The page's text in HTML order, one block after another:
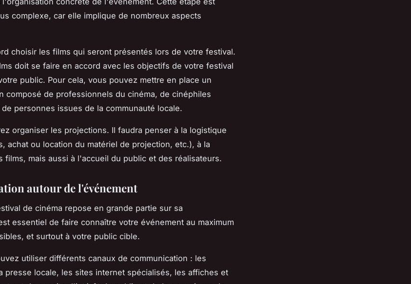
complexe, car elle implique de nombreux aspects
choisir les films qui seront présentés lors de votre festival.
doit se faire en accord avec les objectifs de votre festival
public. Pour cela, vous pouvez mettre en place un
composé de professionnels du cinéma, de cinéphiles
personnes issues de la communauté locale.
organiser les projections. Il faudra penser à la logistique
achat ou location du matériel de projection, etc.), à la
films, mais aussi à l'accueil du public et des réalisateurs.
autour de l'événement
de cinéma repose en grande partie sur sa
essentiel de faire connaître votre événement au maximum
et surtout à votre public cible.
utiliser différents canaux de communication : les
presse locale, les sites internet spécialisés, les affiches et